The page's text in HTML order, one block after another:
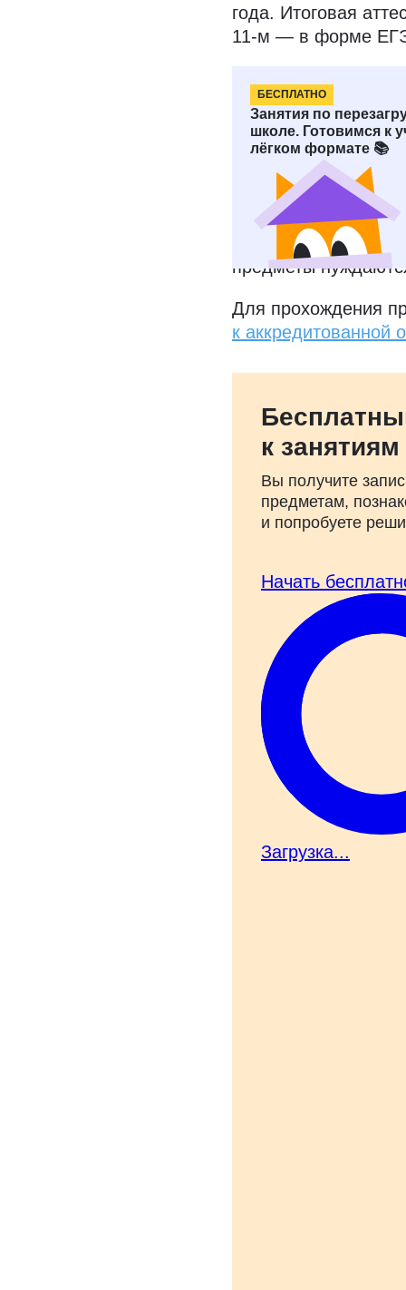
года. Итоговая
11-м — в форме
БЕСПЛАТНО
Занятия по
школе. Готовимся к
лёгком формате 📚
Время от времени
материала, а
подтвердить
образовательным
итоговой
обучении
аттестации. Так
предметы
Для прохождения
к аккредитованной
к
Вы получите
предметам,
и попробуете
Начать
Загрузка...